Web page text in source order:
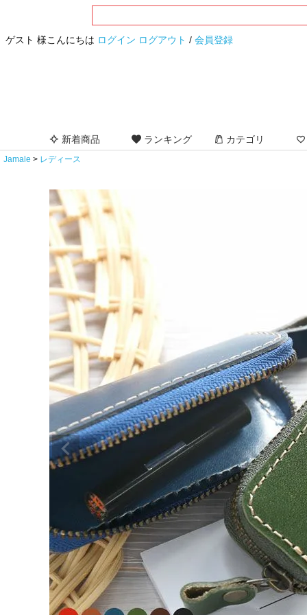
ゲスト 様こんにちは ログイン ログアウト / 会員登録
新着商品 ランキング カテゴリ
Jamale レディース